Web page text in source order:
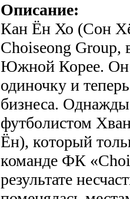
Описание:
Кан Ён Хо (Сон
Choiseong Group,
Южной Корее. Он
одиночку и
бизнеса.
футболистом
Ён), который
команде ФК
результате